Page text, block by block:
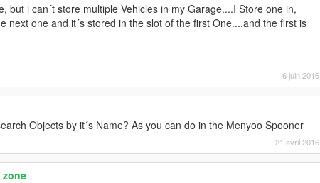
but i can´t store multiple Vehicles in my Garage....I Store one in,
next one and it´s stored in the slot of the first One....and the first is
6 juin 2016
Objects by it´s Name? As you can do in the Menyoo Spooner
21 avril 2016